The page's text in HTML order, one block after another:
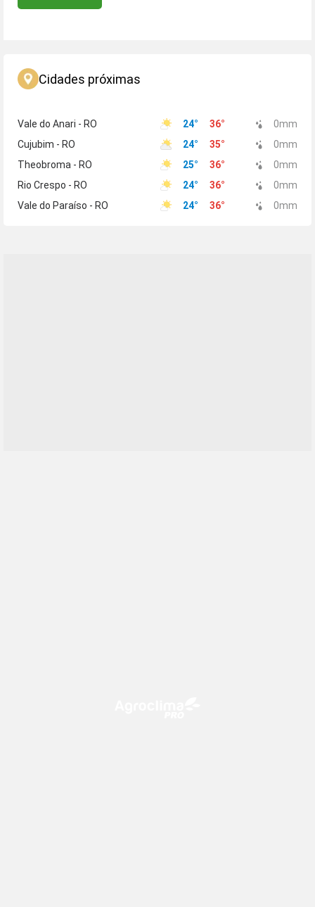
Cidades próximas
Vale do Anari - RO 24° 36° 0mm
Cujubim - RO
24° 35° 0mm
Theobroma - RO
25° 36° 0mm
Rio Crespo - RO
24° 36° 0mm
Vale do Paraíso - RO
24° 36° 0mm